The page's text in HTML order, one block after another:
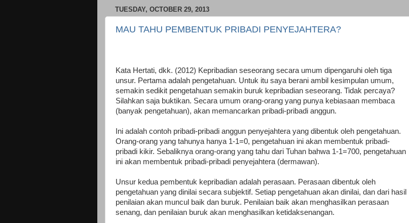
TUESDAY, OCTOBER 29, 2013
MAU TAHU PEMBENTUK PRIBADI PENYEJAHTERA?
Kata Hertati, dkk. (2012) Kepribadian seseorang secara umum dipengaruhi oleh tiga
unsur. Pertama adalah pengetahuan. Untuk itu saya berani ambil kesimpulan umum,
semakin sedikit pengetahuan semakin buruk kepribadian seseorang. Tidak percaya?
Silahkan saja buktikan. Secara umum orang-orang yang punya kebiasaan membaca
(banyak pengetahuan), akan memancarkan pribadi-pribadi anggun.
Ini adalah contoh pribadi-pribadi anggun penyejahtera yang dibentuk oleh pengetahuan.
Orang-orang yang tahunya hanya 1-1=0, pengetahuan ini akan membentuk pribadi-
pribadi kikir. Sebaliknya orang-orang yang tahu dari Tuhan bahwa 1-1=700, pengetahuan
ini akan membentuk pribadi-pribadi penyejahtera (dermawan).
Unsur kedua pembentuk kepribadian adalah perasaan. Perasaan dibentuk oleh
pengetahuan yang dinilai secara subjektif. Setiap pengetahuan akan dinilai, dan dari hasil
penilaian akan muncul baik dan buruk. Penilaian baik akan menghasilkan perasaan
senang, dan penilaian buruk akan menghasilkan ketidaksenangan.